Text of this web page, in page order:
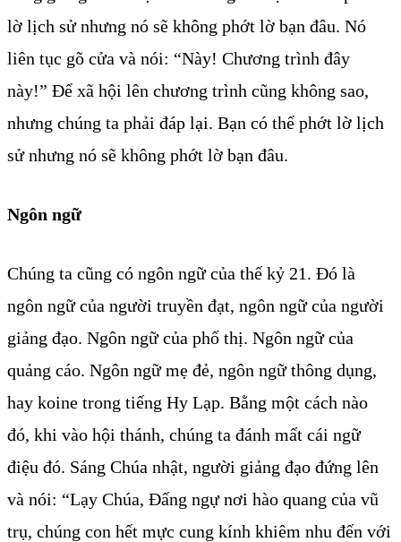
lờ lịch sử nhưng nó sẽ không phớt lờ bạn đâu. Nó
liên tục gõ cửa và nói: “Này! Chương trình đây
này!” Để xã hội lên chương trình cũng không sao,
nhưng chúng ta phải đáp lại. Bạn có thể phớt lờ lịch
sử nhưng nó sẽ không phớt lờ bạn đâu.
Ngôn ngữ
Chúng ta cũng có ngôn ngữ của thế kỷ 21. Đó là
ngôn ngữ của người truyền đạt, ngôn ngữ của người
giảng đạo. Ngôn ngữ của phố thị. Ngôn ngữ của
quảng cáo. Ngôn ngữ mẹ đẻ, ngôn ngữ thông dụng,
hay koine trong tiếng Hy Lạp. Bằng một cách nào
đó, khi vào hội thánh, chúng ta đánh mất cái ngữ
điệu đó. Sáng Chúa nhật, người giảng đạo đứng lên
và nói: “Lạy Chúa, Đấng ngự nơi hào quang của vũ
trụ, chúng con hết mực cung kính khiêm nhu đến với